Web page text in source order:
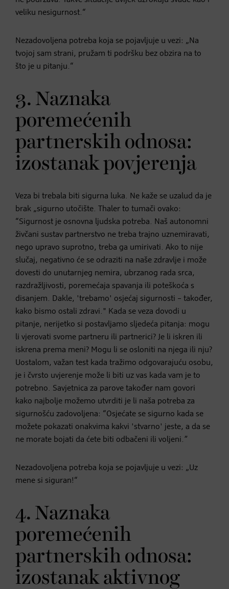
veliku nesigurnost.“
Nezadovoljena potreba koja se pojavljuje u vezi: „Na
tvojoj sam strani, pružam ti podršku bez obzira na to
što je u pitanju.“
3. Naznaka
poremećenih
partnerskih odnosa:
izostanak povjerenja
Veza bi trebala biti sigurna luka. Ne kaže se uzalud da je
brak „sigurno utočište. Thaler to tumači ovako:
“Sigurnost je osnovna ljudska potreba. Naš autonomni
živčani sustav partnerstvo ne treba trajno uznemiravati,
nego upravo suprotno, treba ga umirivati. Ako to nije
slučaj, negativno će se odraziti na naše zdravlje i može
dovesti do unutarnjeg nemira, ubrzanog rada srca,
razdražljivosti, poremećaja spavanja ili poteškoća s
disanjem. Dakle, 'trebamo' osjećaj sigurnosti – također,
kako bismo ostali zdravi." Kada se veza dovodi u
pitanje, nerijetko si postavljamo sljedeća pitanja: mogu
li vjerovati svome partneru ili partnerici? Je li iskren ili
iskrena prema meni? Mogu li se osloniti na njega ili nju?
Uostalom, važan test kada tražimo odgovarajuću osobu,
je i čvrsto uvjerenje može li biti uz vas kada vam je to
potrebno. Savjetnica za parove također nam govori
kako najbolje možemo utvrditi je li naša potreba za
sigurnošću zadovoljena: “Osjećate se sigurno kada se
možete pokazati onakvima kakvi 'stvarno' jeste, a da se
ne morate bojati da ćete biti odbačeni ili voljeni.”
Nezadovoljena potreba koja se pojavljuje u vezi: „Uz
mene si siguran!“
4. Naznaka
poremećenih
partnerskih odnosa:
izostanak aktivnog